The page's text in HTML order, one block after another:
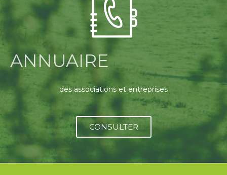
ANNUAIRE
des associations et entreprises
CONSULTER